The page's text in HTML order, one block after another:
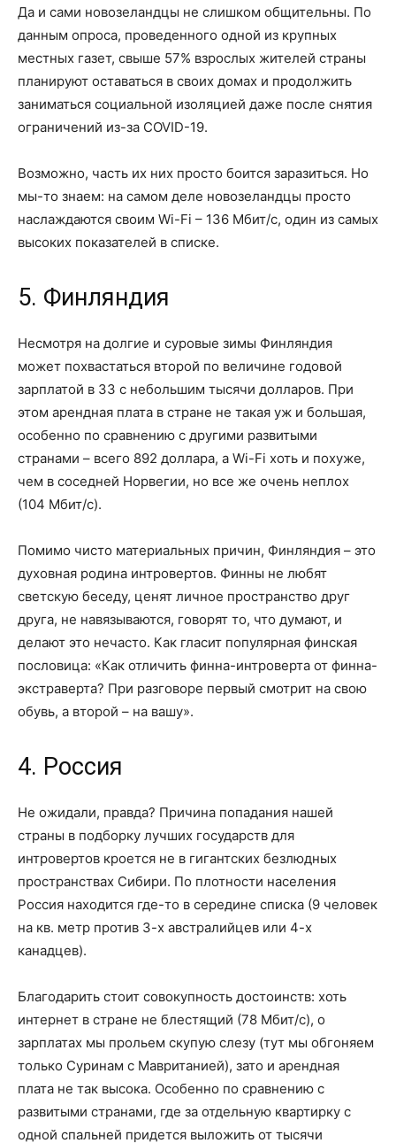
Да и сами новозеландцы не слишком общительны. По
данным опроса, проведенного одной из крупных
местных газет, свыше 57% взрослых жителей страны
планируют оставаться в своих домах и продолжить
заниматься социальной изоляцией даже после снятия
ограничений из-за COVID-19.
Возможно, часть их них просто боится заразиться. Но
мы-то знаем: на самом деле новозеландцы просто
наслаждаются своим Wi-Fi – 136 Мбит/с, один из самых
высоких показателей в списке.
5. Финляндия
Несмотря на долгие и суровые зимы Финляндия
может похвастаться второй по величине годовой
зарплатой в 33 с небольшим тысячи долларов. При
этом арендная плата в стране не такая уж и большая,
особенно по сравнению с другими развитыми
странами – всего 892 доллара, а Wi-Fi хоть и похуже,
чем в соседней Норвегии, но все же очень неплох
(104 Мбит/с).
Помимо чисто материальных причин, Финляндия – это
духовная родина интровертов. Финны не любят
светскую беседу, ценят личное пространство друг
друга, не навязываются, говорят то, что думают, и
делают это нечасто. Как гласит популярная финская
пословица: «Как отличить финна-интроверта от финна-
экстраверта? При разговоре первый смотрит на свою
обувь, а второй – на вашу».
4. Россия
Не ожидали, правда? Причина попадания нашей
страны в подборку лучших государств для
интровертов кроется не в гигантских безлюдных
пространствах Сибири. По плотности населения
Россия находится где-то в середине списка (9 человек
на кв. метр против 3-х австралийцев или 4-х
канадцев).
Благодарить стоит совокупность достоинств: хоть
интернет в стране не блестящий (78 Мбит/с), о
зарплатах мы прольем скупую слезу (тут мы обгоняем
только Суринам с Мавританией), зато и арендная
плата не так высока. Особенно по сравнению с
развитыми странами, где за отдельную квартирку с
одной спальней придется выложить от тысячи